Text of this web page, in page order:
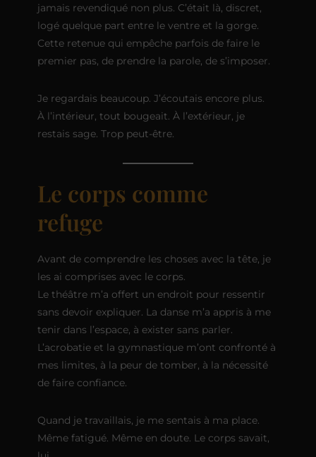
jamais revendiqué non plus. C’était là, discret,
logé quelque part entre le ventre et la gorge.
Cette retenue qui empêche parfois de faire le
premier pas, de prendre la parole, de s’imposer.
Je regardais beaucoup. J’écoutais encore plus.
À l’intérieur, tout bougeait. À l’extérieur, je
restais sage. Trop peut-être.
Le corps comme
refuge
Avant de comprendre les choses avec la tête, je
les ai comprises avec le corps.
Le théâtre m’a offert un endroit pour ressentir
sans devoir expliquer. La danse m’a appris à me
tenir dans l’espace, à exister sans parler.
L’acrobatie et la gymnastique m’ont confronté à
mes limites, à la peur de tomber, à la nécessité
de faire confiance.
Quand je travaillais, je me sentais à ma place.
Même fatigué. Même en doute. Le corps savait,